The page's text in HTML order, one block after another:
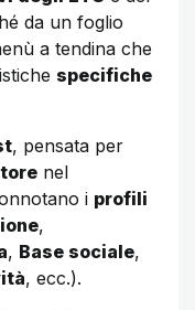
da un foglio
a tendina che
specifiche
, pensata per
nel
i profili
,
, Base sociale,
, ecc.).